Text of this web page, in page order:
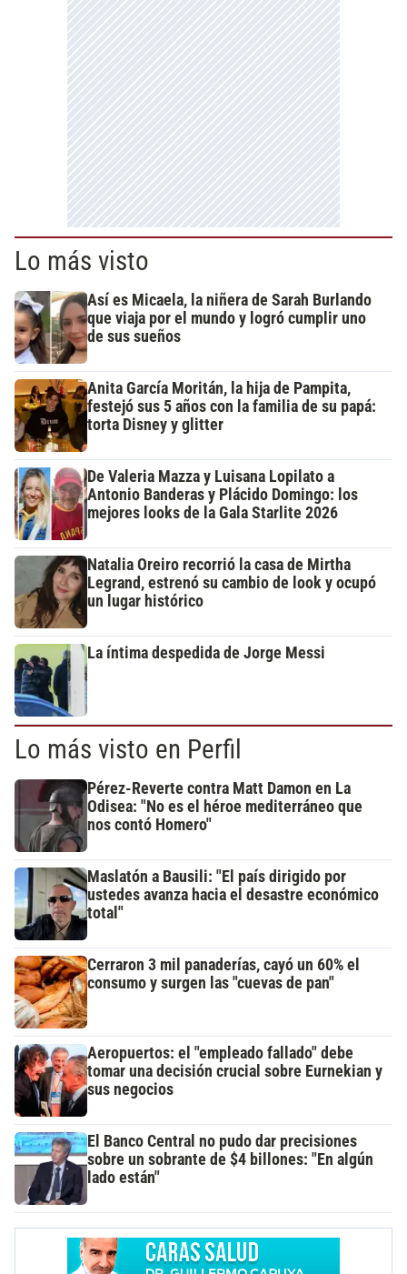
Lo más visto
Así es Micaela, la niñera de Sarah Burlando
que viaja por el mundo y logró cumplir uno
de sus sueños
Anita García Moritán, la hija de Pampita,
festejó sus 5 años con la familia de su papá:
torta Disney y glitter
De Valeria Mazza y Luisana Lopilato a
Antonio Banderas y Plácido Domingo: los
mejores looks de la Gala Starlite 2026
Natalia Oreiro recorrió la casa de Mirtha
Legrand, estrenó su cambio de look y ocupó
un lugar histórico
La íntima despedida de Jorge Messi
Lo más visto en Perfil
Pérez-Reverte contra Matt Damon en La
Odisea: "No es el héroe mediterráneo que
nos contó Homero"
Maslatón a Bausili: "El país dirigido por
ustedes avanza hacia el desastre económico
total"
Cerraron 3 mil panaderías, cayó un 60% el
consumo y surgen las "cuevas de pan"
Aeropuertos: el "empleado fallado" debe
tomar una decisión crucial sobre Eurnekian y
sus negocios
El Banco Central no pudo dar precisiones
sobre un sobrante de $4 billones: "En algún
lado están"